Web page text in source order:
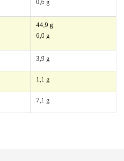
0,6 g
44,9 g
6,0 g
3,9 g
1,1 g
7,1 g